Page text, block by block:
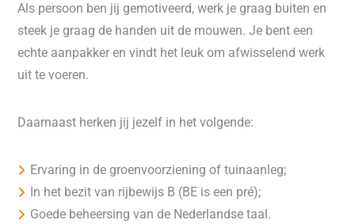
Als persoon ben jij gemotiveerd, werk je graag buiten en
steek je graag de handen uit de mouwen. Je bent een
echte aanpakker en vindt het leuk om afwisselend werk
uit te voeren.
Daarnaast herken jij jezelf in het volgende:
Ervaring in de groenvoorziening of tuinaanleg;
In het bezit van rijbewijs B (BE is een pré);
Goede beheersing van de Nederlandse taal.